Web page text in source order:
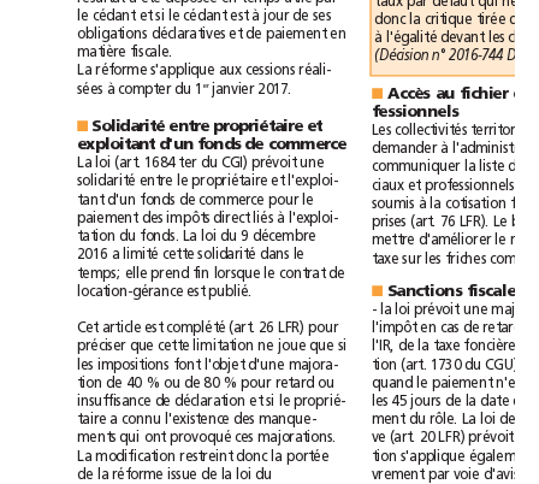
le
cédant et si le cédant est à jour de
ses
obligations
déclaratives et de paiement
en
matière
fiscale.
La
réforme s'applique aux cessions
réali-
sées à compter du 1 er janvier 2017.
■ Solidarité entre propriétaire
et
exploitant
d'un fonds de commerce
La loi (art. 1684 ter du CGI) prévoit une
solidarité entre le propriétaire et
l'exploi-
tant
d'un fonds de commerce pour le
paiement
des impôts direct liés à
l'exploi-
tation
du fonds. La loi du
9décembre
2016 a limité cette solidarité dans le
temps;
elle prend fin lorsque le contrat
de
location-gérance
est publié.
Cet article est complété (art. 26 LFR)
pour
préciser
que cette limitation ne joue que si
les impositions font l'objet d'une
majora-
tion
de 40 % ou de 80 % pour retard
ou
insuffisance
de déclaration et si le
proprié-
taire a connu l'existence des
manque-
ments
qui ont provoqué ces
majorations.
La
modification restreint donc la
portée
de la réforme issue de la loi
du
donc la critique tirée
à l'égalité devant les
(Décision n°2016-744
■ Accès au fichier
fessionnels
Les collectivités
demander à
communiquer la liste
ciaux
et professionnels
soumis à la
cotisation
prises
(art. 76 LFR). Le
mettre
d'améliorer le
taxe
sur les friches
■ Sanctions
- la loi prévoit
une
l'impôt
en cas de retard
l'IR,
de la taxe foncière
tion
(art. 1730 du
quand le paiement
les
45 jours de la date
ment
du rôle. La loi
de
ve
(art. 20 LFR) prévoit
tion
s'applique
vrement
par voie d'avis